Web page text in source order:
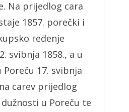
Na prijedlog cara
1857. porečki i
ređenje
svibnja 1858., a u
17. svibnja
carev prijedlog
u Poreču te